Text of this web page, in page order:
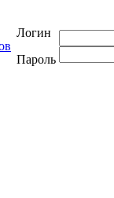
Логин
Пароль